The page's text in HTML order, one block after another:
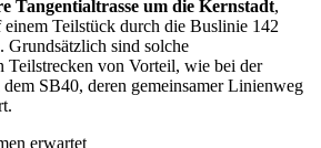
Tangentialtrasse um die Kernstadt,
einem Teilstück durch die Buslinie 142
sind solche
Teilstrecken von Vorteil, wie bei der
SB40, deren gemeinsamer Linienweg
erwartet